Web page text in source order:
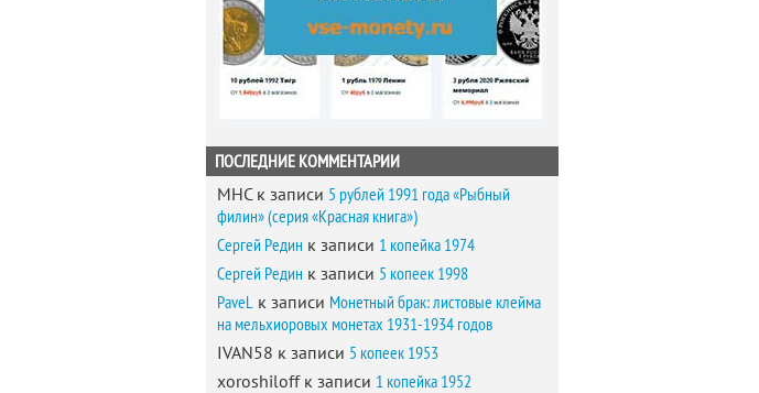
ПОСЛЕДНИЕ КОММЕНТАРИИ
MHCк записи 5 рублей 1991 года «Рыбный
филин» (серия «Красная книга»)
Сергей Редин к записи 1 копейка 1974
Сергей Редин к записи 5 копеек 1998
PaveL к записи Монетный брак: листовые клейма
на мельхиоровых монетах 1931-1934 годов
IVAN58 к записи 5 копеек 1953
xoroshiloffк записи 1 копейка 1952